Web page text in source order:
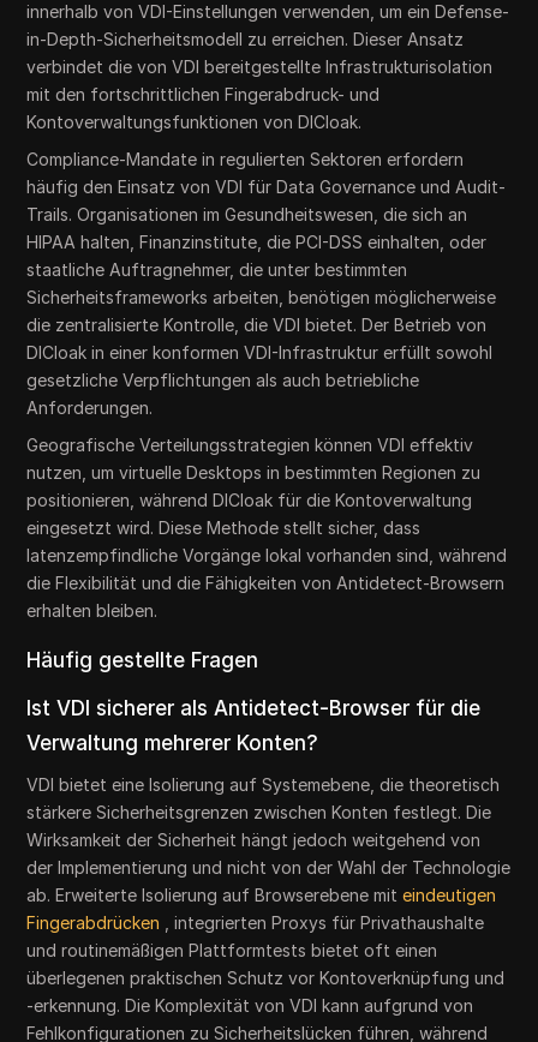
innerhalb von VDI-Einstellungen verwenden, um ein Defense-
in-Depth-Sicherheitsmodell zu erreichen. Dieser Ansatz
verbindet die von VDI bereitgestellte Infrastrukturisolation
mit den fortschrittlichen Fingerabdruck- und
Kontoverwaltungsfunktionen von DICloak.
Compliance-Mandate in regulierten Sektoren erfordern
häufig den Einsatz von VDI für Data Governance und Audit-
Trails. Organisationen im Gesundheitswesen, die sich an
HIPAA halten, Finanzinstitute, die PCI-DSS einhalten, oder
staatliche Auftragnehmer, die unter bestimmten
Sicherheitsframeworks arbeiten, benötigen möglicherweise
die zentralisierte Kontrolle, die VDI bietet. Der Betrieb von
DICloak in einer konformen VDI-Infrastruktur erfüllt sowohl
gesetzliche Verpflichtungen als auch betriebliche
Anforderungen.
Geografische Verteilungsstrategien können VDI effektiv
nutzen, um virtuelle Desktops in bestimmten Regionen zu
positionieren, während DICloak für die Kontoverwaltung
eingesetzt wird. Diese Methode stellt sicher, dass
latenzempfindliche Vorgänge lokal vorhanden sind, während
die Flexibilität und die Fähigkeiten von Antidetect-Browsern
erhalten bleiben.
Häufig gestellte Fragen
Ist VDI sicherer als Antidetect-Browser für die
Verwaltung mehrerer Konten?
VDI bietet eine Isolierung auf Systemebene, die theoretisch
stärkere Sicherheitsgrenzen zwischen Konten festlegt. Die
Wirksamkeit der Sicherheit hängt jedoch weitgehend von
der Implementierung und nicht von der Wahl der Technologie
ab. Erweiterte Isolierung auf Browserebene miteindeutigen
Fingerabdrücken
, integrierten Proxys für Privathaushalte
und routinemäßigen Plattformtests bietet oft einen
überlegenen praktischen Schutz vor Kontoverknüpfung und
-erkennung. Die Komplexität von VDI kann aufgrund von
Fehlkonfigurationen zu Sicherheitslücken führen, während